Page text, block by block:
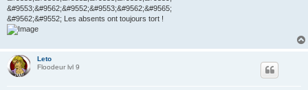
&#9553;&#9562;&#9552;&#9553;&#9562;&#9565;
&#9562;&#9552; Les absents ont toujours tort !
Leto
Floodeur lvl 9